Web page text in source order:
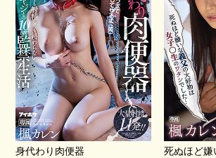
身代わり肉便器
死ぬほど嫌